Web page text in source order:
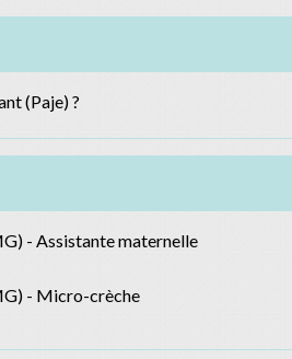
(Paje) ?
- Assistante maternelle
- Micro-crèche